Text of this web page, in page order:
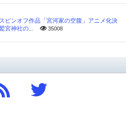
ピンオフ作品「宮河家の空腹」アニメ化決
宮神社の...
35008